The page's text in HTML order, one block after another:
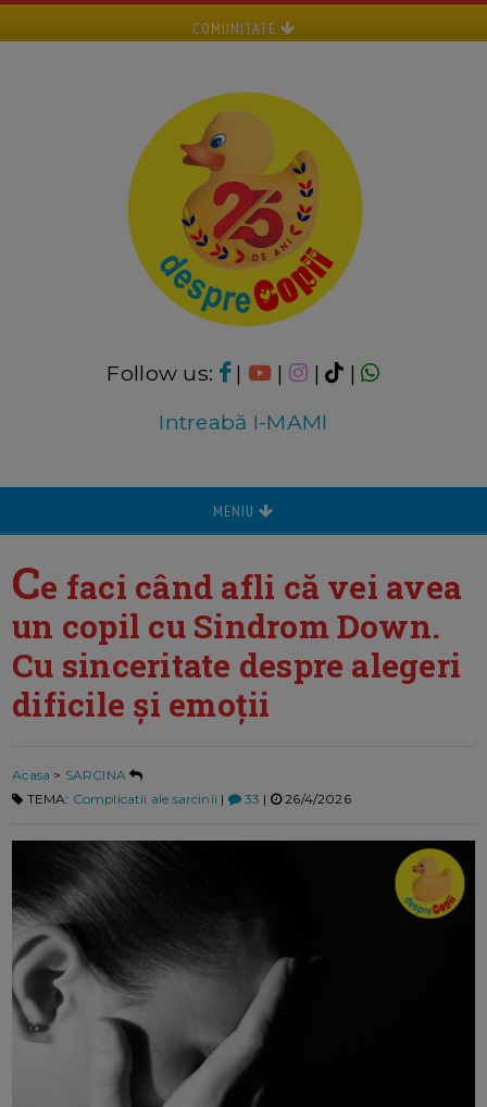
COMUNITATE
Follow us: | | |
|
Intreabă I-MAMI
MENIU
Ce faci când afli că vei avea
un copil cu Sindrom Down.
Cu sinceritate despre alegeri
dificile şi emoţii
Acasa > SARCINA
TEMA: Complicatii ale sarcinii | 33 | 26/4/2026